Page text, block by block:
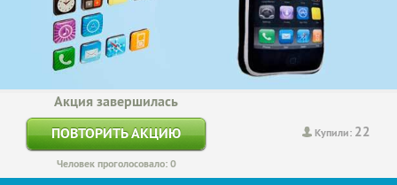
Купили: 22
Акция завершилась
ПОВТОРИТЬ АКЦИЮ
Человек проголосовало: 0